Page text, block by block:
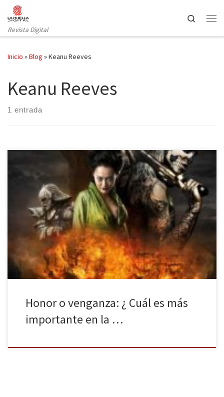
Saltar al contenido
Revista Digital
Search
Inicio »Blog »Keanu Reeves
Keanu Reeves
1 entrada
La Navidad llegó con una historia desde el Lejano Oriente. El
pasado 25 de Diciembre se estrenó en España La Leyenda del
Samurái. 47 Ronin, la historia basada en la leyenda medieval
japonesa de los 47 samuráis que desafiaron a su señor de la
provincia. Una historia adaptada a la […]
Honor o venganza: ¿ Cuál es más
importante en la …